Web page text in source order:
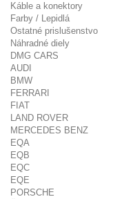
Káble a konektory
Farby / Lepidlá
Ostatné prislušenstvo
Náhradné diely
DMG CARS
AUDI
BMW
FERRARI
FIAT
LAND ROVER
MERCEDES BENZ
EQA
EQB
EQC
EQE
PORSCHE